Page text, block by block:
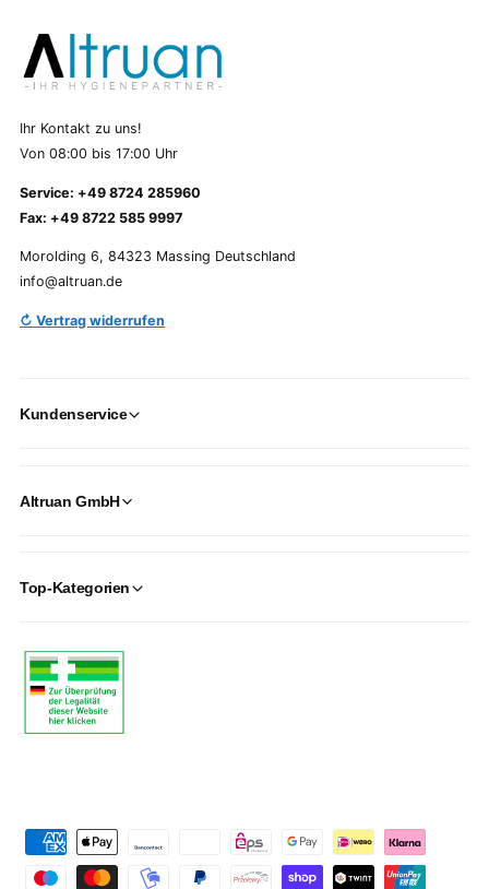
Ihr Kontakt zu uns!
Von 08:00 bis 17:00 Uhr
Service: +49 8724 285960
Fax: +49 8722 585 9997
Morolding 6, 84323 Massing Deutschland
info@altruan.de
↻ Vertrag widerrufen
Kundenservice
Altruan GmbH
Top-Kategorien